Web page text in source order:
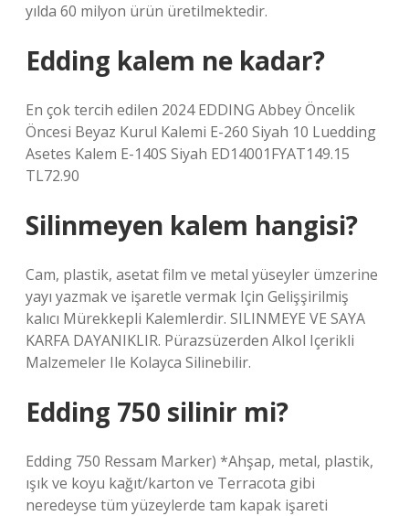
yılda 60 milyon ürün üretilmektedir.
Edding kalem ne kadar?
En çok tercih edilen 2024 EDDING Abbey Öncelik
Öncesi Beyaz Kurul Kalemi E-260 Siyah 10 Luedding
Asetes Kalem E-140S Siyah ED14001FYAT149.15
TL72.90
Silinmeyen kalem hangisi?
Cam, plastik, asetat film ve metal yüseyler ümzerine
yayı yazmak ve işaretle vermak Için Gelişşirilmiş
kalıcı Mürekkepli Kalemlerdir. SILINMEYE VE SAYA
KARFA DAYANIKLIR. Pürazsüzerden Alkol Içerikli
Malzemeler Ile Kolayca Silinebilir.
Edding 750 silinir mi?
Edding 750 Ressam Marker) *Ahşap, metal, plastik,
ışık ve koyu kağıt/karton ve Terracota gibi
neredeyse tüm yüzeylerde tam kapak işareti